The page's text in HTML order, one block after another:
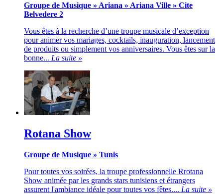
Groupe de Musique » Ariana » Ariana Ville » Cite
Belvedere 2
Vous êtes à la recherche d’une troupe musicale d’exception
pour animer vos mariages, cocktails, inauguration, lancement
de produits ou simplement vos anniversaires. Vous êtes sur la
bonne... La suite »
Rotana Show
Groupe de Musique » Tunis
Pour toutes vos soirées, la troupe professionnelle Rrotana
Show animée par les grands stars tunisiens et étrangers
assurent l'ambiance idéale pour toutes vos fêtes.... La suite »